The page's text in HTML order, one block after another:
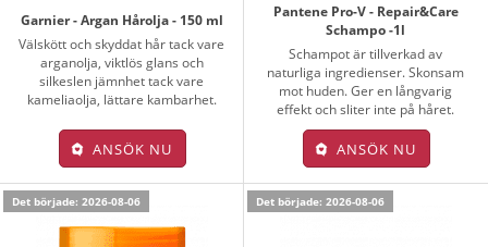
Garnier - Argan Hårolja - 150 ml
Välskött och skyddat hår tack vare
arganolja, viktlös glans och
silkeslen jämnhet tack vare
kameliaolja, lättare kambarhet.
ANSÖK NU
Pantene Pro-V - Repair&Care
Schampo -1l
Schampot är tillverkad av
naturliga ingredienser. Skonsam
mot huden. Ger en långvarig
effekt och sliter inte på håret.
ANSÖK NU
Det började: 2026-08-06 Det började: 2026-08-06